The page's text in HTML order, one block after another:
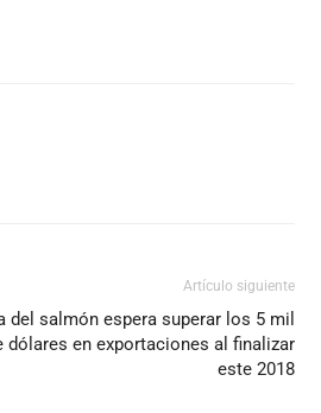
Artículo siguiente
del salmón espera superar los 5 mil
dólares en exportaciones al finalizar
este 2018